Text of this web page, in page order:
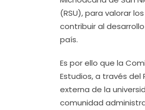
(RSU), para valorar
contribuir al
país.
Es por ello que la
Estudios, a través del
externa de la
comunidad